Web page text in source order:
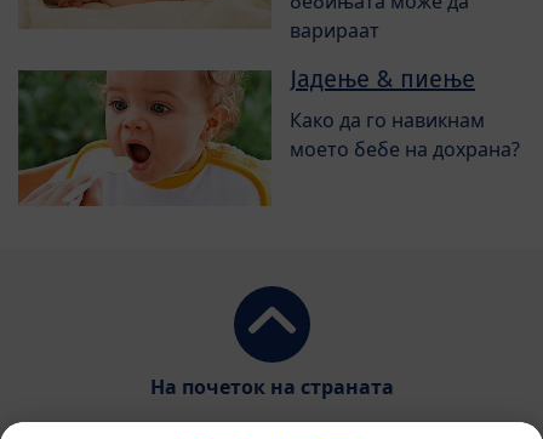
варираат
Јадење & пиење
Како да го навикнам
моето бебе на дохрана?
На почеток на страната